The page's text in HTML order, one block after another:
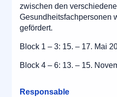
zwischen den
Gesundheitsfachpersonen
gefördert.
Block 1 – 3: 15. – 17. Mai
Block 4 – 6: 13. – 15.
Responsable